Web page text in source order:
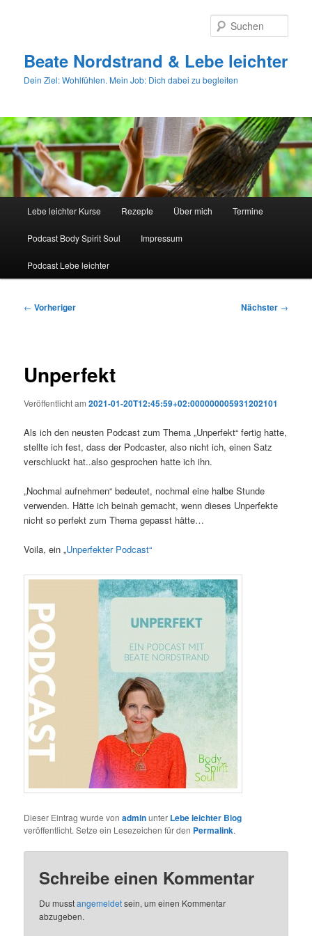
Beate Nordstrand & Lebe leichter
Dein Ziel: Wohlfühlen. Mein Job: Dich dabei zu begleiten
Lebe leichter Kurse Rezepte Über mich Termine
Podcast Body Spirit Soul Impressum
Podcast Lebe leichter
Beitragsnavigation
← Vorheriger Nächster →
Unperfekt
Veröffentlicht am2021-01-20T12:45:59+02:000000005931202101
Als ich den neusten Podcast zum Thema „Unperfekt“ fertig hatte,
stellte ich fest, dass der Podcaster, also nicht ich, einen Satz
verschluckt hat..also gesprochen hatte ich ihn.
„Nochmal aufnehmen“ bedeutet, nochmal eine halbe Stunde
verwenden. Hätte ich beinah gemacht, wenn dieses Unperfekte
nicht so perfekt zum Thema gepasst hätte…
Voila, ein „Unperfekter Podcast“
Dieser Eintrag wurde vonadminunter Lebe leichter Blog
veröffentlicht. Setze ein Lesezeichen für den Permalink.
Schreibe einen Kommentar
Du musstangemeldetsein, um einen Kommentar
abzugeben.